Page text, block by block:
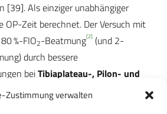
Zustimmung verwalten
[39]. Als einziger unabhängiger
OP-Zeit berechnet. Der Versuch mit
%-FIO2-Beatmung[2] (und 2-
durch bessere
beiTibiaplateau-, Pilon- und
Infektrate zu senken,